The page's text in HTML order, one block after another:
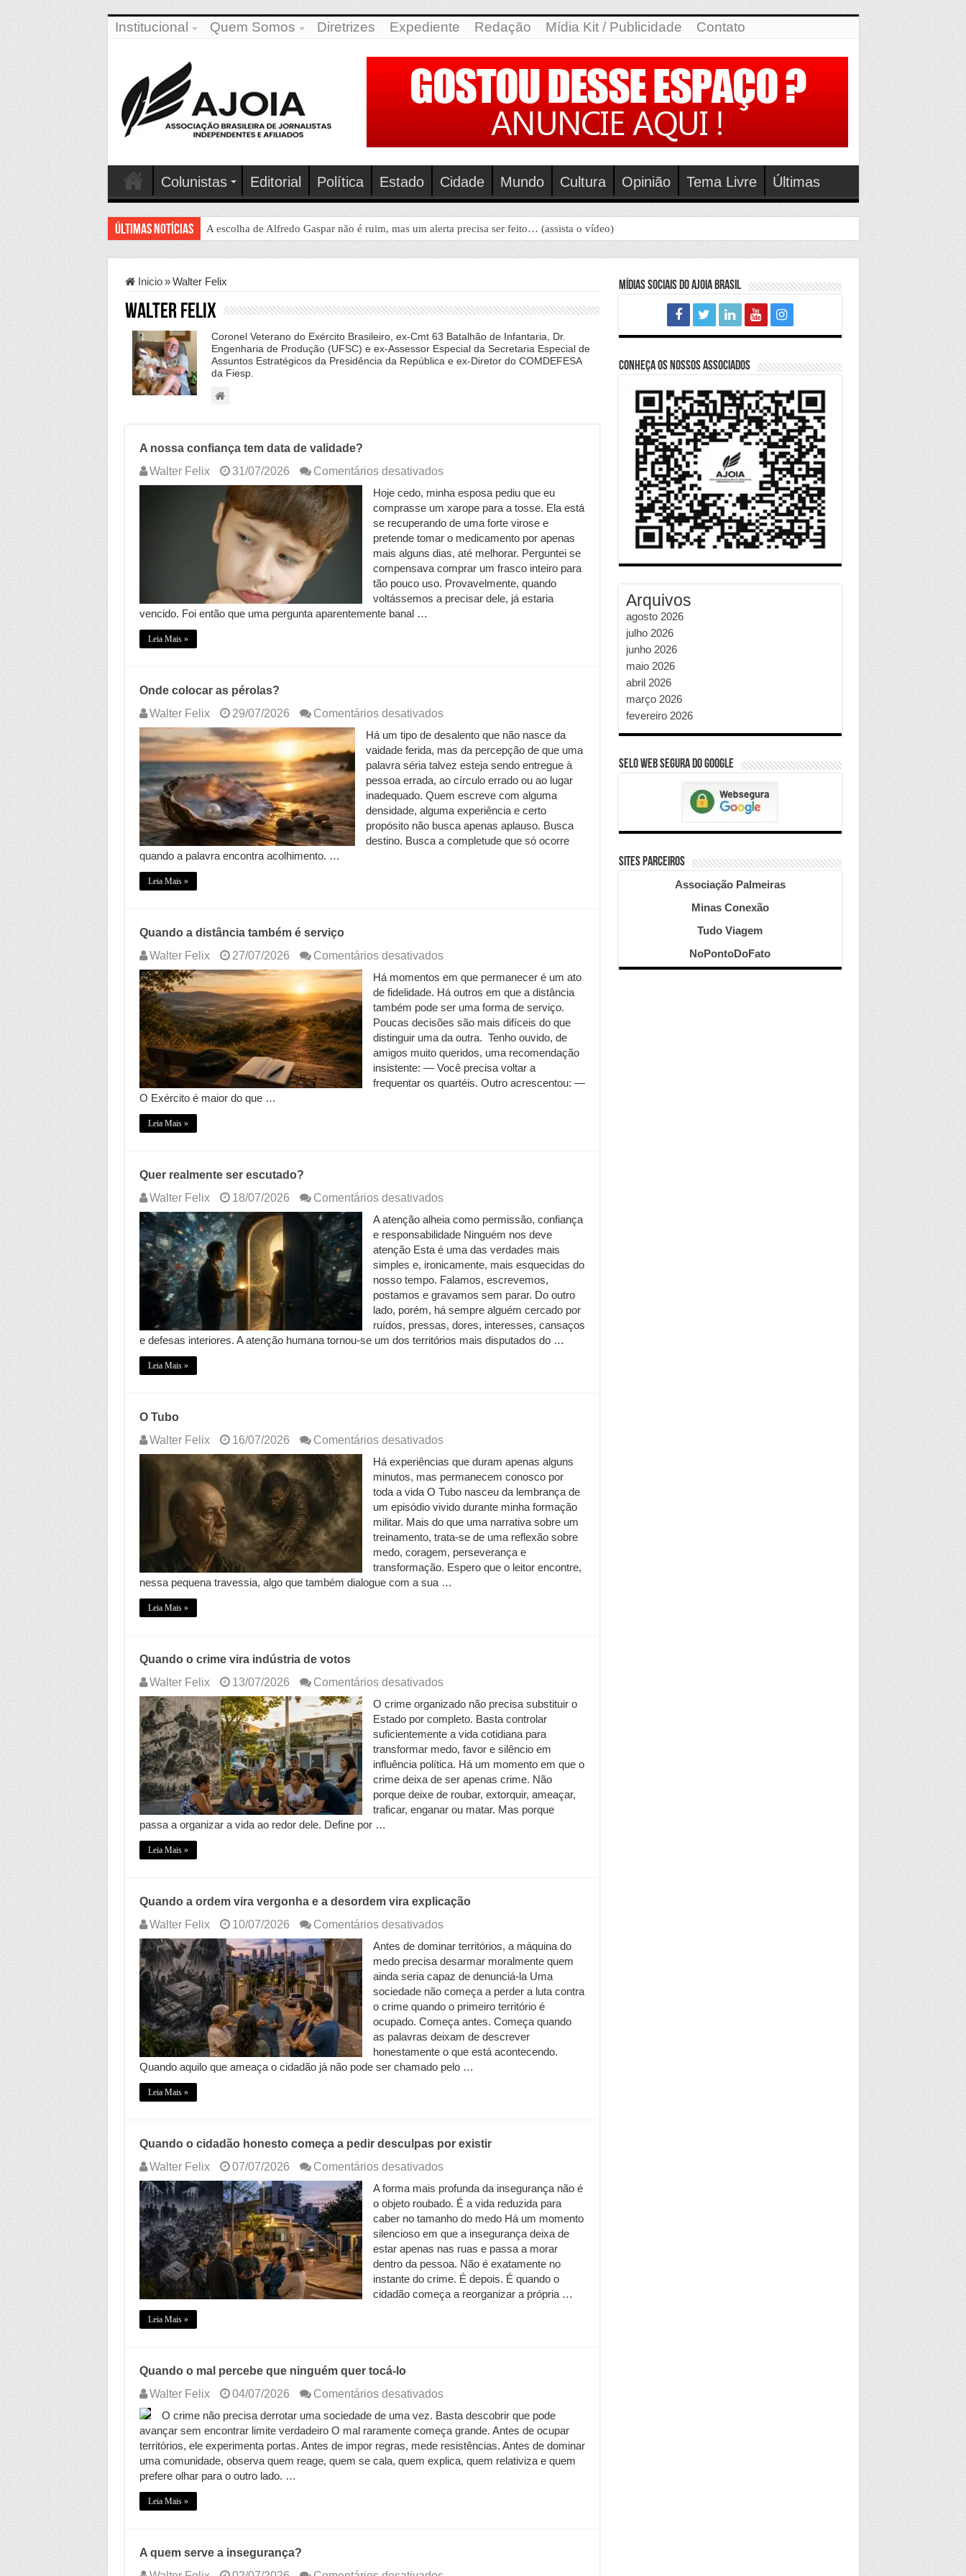
Institucional Quem Somos Diretrizes Expediente Redação Mídia Kit / Publicidade Contato
Colunistas Editorial Política Estado Cidade Mundo Cultura Opinião Tema Livre Últimas
Últimas Notícias A escolha de Alfredo Gaspar não é ruim, mas um alerta precisa ser feito… (assista o vídeo)
Inicio » Walter Felix
Walter Felix
Coronel Veterano do Exército Brasileiro, ex-Cmt 63 Batalhão de Infantaria, Dr.
Engenharia de Produção (UFSC) e ex-Assessor Especial da Secretaria Especial de
Assuntos Estratégicos da Presidência da República e ex-Diretor do COMDEFESA
da Fiesp.
A nossa confiança tem data de validade?
Walter Felix
31/07/2026 Comentários desativadosem
nossa
confiança
tem
data
validade?
Hoje cedo, minha esposa pediu que eu
comprasse um xarope para a tosse. Ela está
se recuperando de uma forte virose e
pretende tomar o medicamento por apenas
mais alguns dias, até melhorar. Perguntei se
compensava comprar um frasco inteiro para
tão pouco uso. Provavelmente, quando
voltássemos a precisar dele, já estaria
vencido. Foi então que uma pergunta aparentemente banal …
Leia Mais »
Onde colocar as pérolas?
Walter Felix
29/07/2026 Comentários desativadosem
colocar
as
pérolas?
Há um tipo de desalento que não nasce da
vaidade ferida, mas da percepção de que uma
palavra séria talvez esteja sendo entregue à
pessoa errada, ao círculo errado ou ao lugar
inadequado. Quem escreve com alguma
densidade, alguma experiência e certo
propósito não busca apenas aplauso. Busca
destino. Busca a completude que só ocorre
quando a palavra encontra acolhimento. …
Leia Mais »
Quando a distância também é serviço
Walter Felix
27/07/2026 Comentários desativadosem
a
distância
também
é
serviço
Há momentos em que permanecer é um ato
de fidelidade. Há outros em que a distância
também pode ser uma forma de serviço.
Poucas decisões são mais difíceis do que
distinguir uma da outra. Tenho ouvido, de
amigos muito queridos, uma recomendação
insistente: — Você precisa voltar a
frequentar os quartéis. Outro acrescentou: —
O Exército é maior do que …
Leia Mais »
Quer realmente ser escutado?
Walter Felix
18/07/2026 Comentários desativadosem
realmente
ser
escutado?
A atenção alheia como permissão, confiança
e responsabilidade Ninguém nos deve
atenção Esta é uma das verdades mais
simples e, ironicamente, mais esquecidas do
nosso tempo. Falamos, escrevemos,
postamos e gravamos sem parar. Do outro
lado, porém, há sempre alguém cercado por
ruídos, pressas, dores, interesses, cansaços
e defesas interiores. A atenção humana tornou-se um dos territórios mais disputados do …
Leia Mais »
O Tubo
Walter Felix
16/07/2026 Comentários desativadosem
Tubo
Há experiências que duram apenas alguns
minutos, mas permanecem conosco por
toda a vida O Tubo nasceu da lembrança de
um episódio vivido durante minha formação
militar. Mais do que uma narrativa sobre um
treinamento, trata-se de uma reflexão sobre
medo, coragem, perseverança e
transformação. Espero que o leitor encontre,
nessa pequena travessia, algo que também dialogue com a sua …
Leia Mais »
Quando o crime vira indústria de votos
Walter Felix
13/07/2026 Comentários desativadosem
o
crime
vira
indústria
votos
O crime organizado não precisa substituir o
Estado por completo. Basta controlar
suficientemente a vida cotidiana para
transformar medo, favor e silêncio em
influência política. Há um momento em que o
crime deixa de ser apenas crime. Não
porque deixe de roubar, extorquir, ameaçar,
traficar, enganar ou matar. Mas porque
passa a organizar a vida ao redor dele. Define por …
Leia Mais »
Quando a ordem vira vergonha e a desordem vira explicação
Walter Felix
10/07/2026 Comentários desativadosem
a
ordem
vira
vergonha
a
desordem
vira
explicação
Antes de dominar territórios, a máquina do
medo precisa desarmar moralmente quem
ainda seria capaz de denunciá-la Uma
sociedade não começa a perder a luta contra
o crime quando o primeiro território é
ocupado. Começa antes. Começa quando
as palavras deixam de descrever
honestamente o que está acontecendo.
Quando aquilo que ameaça o cidadão já não pode ser chamado pelo …
Leia Mais »
Quando o cidadão honesto começa a pedir desculpas por existir
Walter Felix
07/07/2026 Comentários desativadosem
o
cidadão
honesto
começa
a
pedir
desculpas
por
existir
A forma mais profunda da insegurança não é
o objeto roubado. É a vida reduzida para
caber no tamanho do medo Há um momento
silencioso em que a insegurança deixa de
estar apenas nas ruas e passa a morar
dentro da pessoa. Não é exatamente no
instante do crime. É depois. É quando o
cidadão começa a reorganizar a própria …
Leia Mais »
Quando o mal percebe que ninguém quer tocá-lo
Walter Felix
04/07/2026 Comentários desativadosem
o
mal
percebe
que
ninguém
O crime não precisa derrotar uma sociedade de uma vez. Basta descobrir que pode
avançar sem encontrar limite verdadeiro O mal raramente começa grande. Antes de ocupar
territórios, ele experimenta portas. Antes de impor regras, mede resistências. Antes de dominar
uma comunidade, observa quem reage, quem se cala, quem explica, quem relativiza e quem
prefere olhar para o outro lado. …
Leia Mais »
A quem serve a insegurança?
Mídias Sociais do Ajoia Brasil
Conheça os nossos Associados
Arquivos
agosto 2026
julho 2026
junho 2026
maio 2026
abril 2026
março 2026
fevereiro 2026
SELO WEB SEGURA do GOOGLE
SITES PARCEIROS
Associação Palmeiras
Minas Conexão
Tudo Viagem
NoPontoDoFato